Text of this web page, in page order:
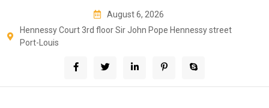
content
August 6, 2026
Hennessy Court 3rd floor Sir John Pope Hennessy street
Port-Louis